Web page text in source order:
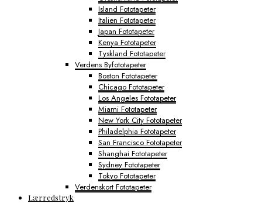
Island Fototapeter
Italien Fototapeter
Japan Fototapeter
Kenya Fototapeter
Tyskland Fototapeter
Verdens Byfototapeter
Boston Fototapeter
Chicago Fototapeter
Los Angeles Fototapeter
Miami Fototapeter
New York City Fototapeter
Philadelphia Fototapeter
San Francisco Fototapeter
Shanghai Fototapeter
Sydney Fototapeter
Tokyo Fototapeter
Verdenskort Fototapeter
Lærredstryk